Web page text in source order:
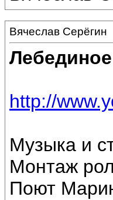
Вячеслав Серёгин
http://
Музыка и
Монтаж
Поют